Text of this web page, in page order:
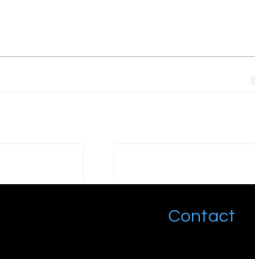
Contact